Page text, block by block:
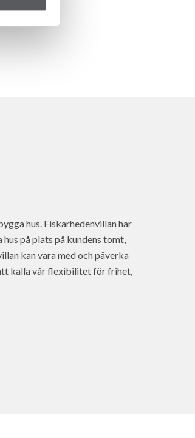
hus. Fiskarhedenvillan har
på plats på kundens tomt,
kan vara med och påverka
kalla vår flexibilitet för frihet,